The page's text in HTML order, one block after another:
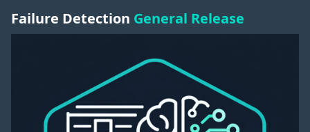
Failure Detection General Release